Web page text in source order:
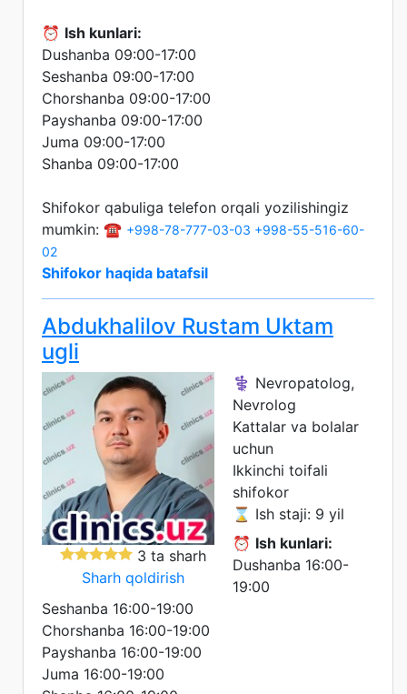
⏰ Ish kunlari:
Dushanba 09:00-17:00
Seshanba 09:00-17:00
Chorshanba 09:00-17:00
Payshanba 09:00-17:00
Juma 09:00-17:00
Shanba 09:00-17:00
Shifokor qabuliga telefon orqali yozilishingiz
mumkin: ☎️ +998-78-777-03-03 +998-55-516-60-
02
Shifokor haqida batafsil
Abdukhalilov Rustam Uktam
ugli
3 ta sharh
Sharh qoldirish
⚕️ Nevropatolog,
Nevrolog
Kattalar va bolalar
uchun
Ikkinchi toifali
shifokor
⌛ Ish staji: 9 yil
⏰ Ish kunlari:
Dushanba 16:00-
19:00
Seshanba 16:00-19:00
Chorshanba 16:00-19:00
Payshanba 16:00-19:00
Juma 16:00-19:00